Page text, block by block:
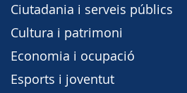
Ciutadania i serveis públics
Cultura i patrimoni
Economia i ocupació
Esports i joventut